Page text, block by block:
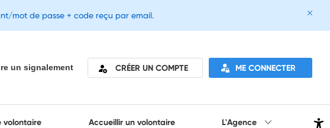
un signalement CRÉER UN COMPTE ME CONNECTER
volontaire Accueillir un volontaire L'Agence
mot de passe + code reçu par email.